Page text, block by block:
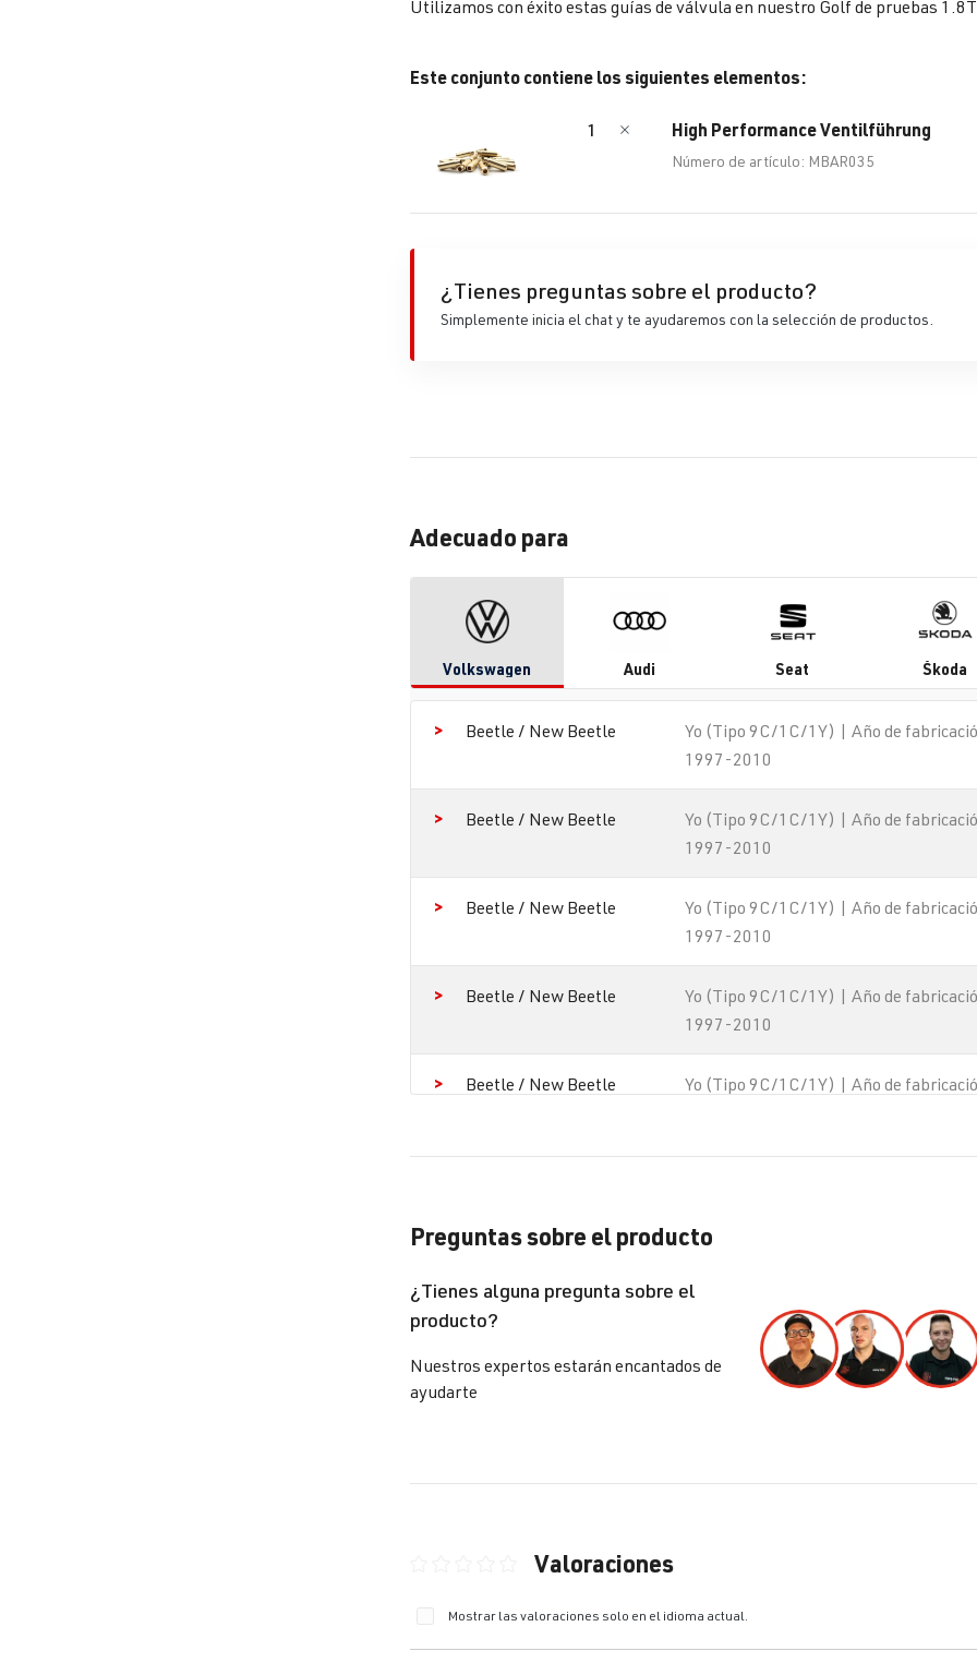
Utilizamos con éxito estas guías de válvula en nuestro Golf de pruebas
Este conjunto contiene los siguientes elementos:
1 High Performance Ventilführung
Número de artículo: MBAR035
¿Tienes preguntas sobre el producto?
Simplemente inicia el chat y te ayudaremos con la selección de productos.
Adecuado para
Volkswagen Audi Seat Škoda
Beetle / New Beetle
Yo (Tipo 9C/1C/1Y) | Año de
1997-2010
Beetle / New Beetle
Yo (Tipo 9C/1C/1Y) | Año de
1997-2010
Beetle / New Beetle
Yo (Tipo 9C/1C/1Y) | Año de
1997-2010
Beetle / New Beetle
Yo (Tipo 9C/1C/1Y) | Año de
1997-2010
Beetle / New Beetle
Yo (Tipo 9C/1C/1Y) | Año de
1997-2010
IV (Tipo 1J) | Año de fabricación
de fabricación 1998-2005
Preguntas sobre el producto
¿Tienes alguna pregunta sobre el
producto?
Nuestros expertos estarán encantados de
ayudarte
Valoraciones
Mostrar las valoraciones solo en el idioma actual.